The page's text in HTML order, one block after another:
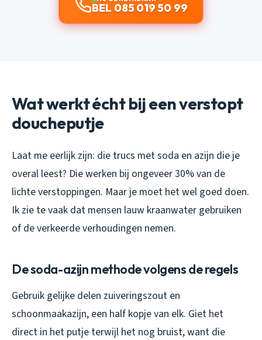
BEL 085 019 50 99
Wat werkt écht bij een verstopt
doucheputje
Laat me eerlijk zijn: die trucs met soda en azijn die je
overal leest? Die werken bij ongeveer 30% van de
lichte verstoppingen. Maar je moet het wel goed doen.
Ik zie te vaak dat mensen lauw kraanwater gebruiken
of de verkeerde verhoudingen nemen.
De soda-azijn methode volgens de regels
Gebruik gelijke delen zuiveringszout en
schoonmaakazijn, een half kopje van elk. Giet het
direct in het putje terwijl het nog bruist, want die